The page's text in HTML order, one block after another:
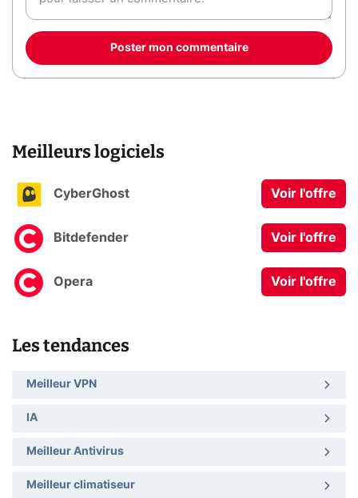
Poster mon commentaire
Meilleurs logiciels
CyberGhost Voir l'offre
Bitdefender Voir l'offre
Opera Voir l'offre
Les tendances
Meilleur VPN
IA
Meilleur Antivirus
Meilleur climatiseur